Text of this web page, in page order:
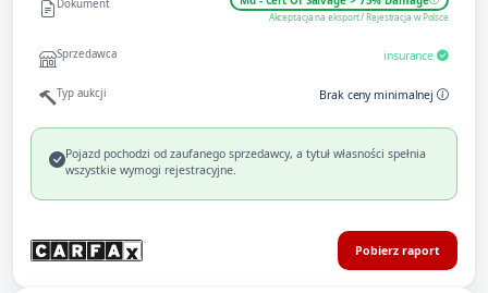
Dokument
Akceptacja na eksport / Rejestracja w Polsce
Sprzedawca insurance
Typ aukcji Brak ceny minimalnej
Pojazd pochodzi od zaufanego sprzedawcy, a tytuł własności spełnia
wszystkie wymogi rejestracyjne.
Pobierz raport